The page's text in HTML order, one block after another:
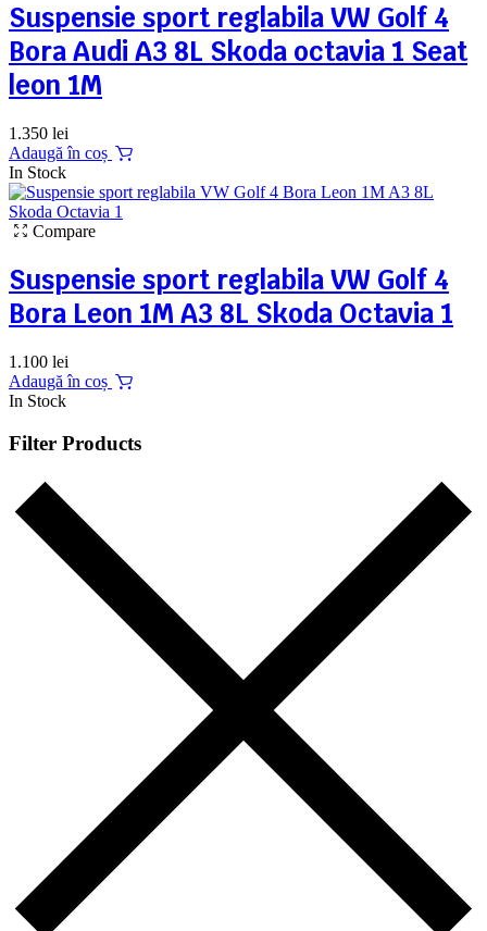
Suspensie sport reglabila VW Golf 4
Bora Audi A3 8L Skoda octavia 1 Seat
leon 1M
1.350 lei
Adaugă în coș
In Stock
Compare
Suspensie sport reglabila VW Golf 4
Bora Leon 1M A3 8L Skoda Octavia 1
1.100 lei
Adaugă în coș
In Stock
Filter Products